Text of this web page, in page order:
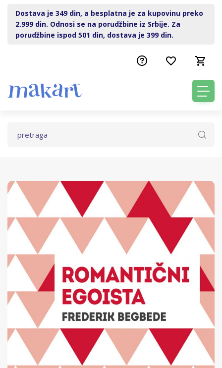
Dostava je 349 din, a besplatna je za kupovinu preko
2.999 din. Odnosi se na porudžbine iz Srbije. Za
porudžbine ispod 501 din, dostava je 399 din.